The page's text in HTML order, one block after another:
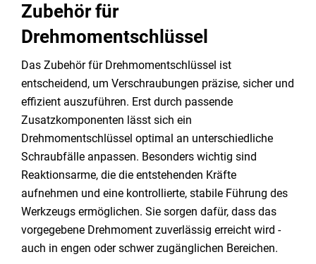
Zubehör für
Drehmomentschlüssel
Das Zubehör für Drehmomentschlüssel ist
entscheidend, um Verschraubungen präzise, sicher und
effizient auszuführen. Erst durch passende
Zusatzkomponenten lässt sich ein
Drehmomentschlüssel optimal an unterschiedliche
Schraubfälle anpassen. Besonders wichtig sind
Reaktionsarme, die die entstehenden Kräfte
aufnehmen und eine kontrollierte, stabile Führung des
Werkzeugs ermöglichen. Sie sorgen dafür, dass das
vorgegebene Drehmoment zuverlässig erreicht wird -
auch in engen oder schwer zugänglichen Bereichen.